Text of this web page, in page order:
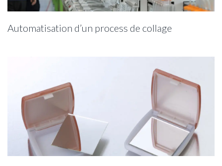
Automatisation d’un process de collage